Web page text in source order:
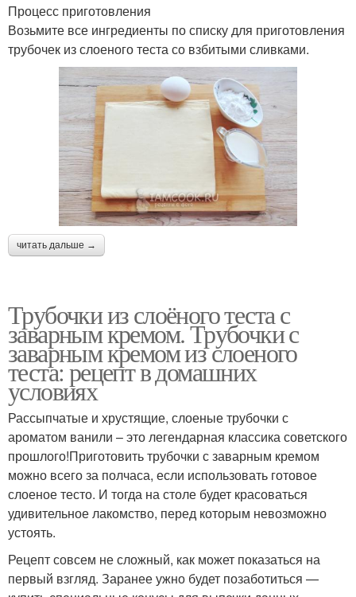
Процесс приготовления
Возьмите все ингредиенты по списку для приготовления
трубочек из слоеного теста со взбитыми сливками.
читать дальше →
Трубочки из слоёного теста с
заварным кремом. Трубочки с
заварным кремом из слоеного
теста: рецепт в домашних
условиях
Рассыпчатые и хрустящие, слоеные трубочки с
ароматом ванили – это легендарная классика советского
прошлого!Приготовить трубочки с заварным кремом
можно всего за полчаса, если использовать готовое
слоеное тесто. И тогда на столе будет красоваться
удивительное лакомство, перед которым невозможно
устоять.
Рецепт совсем не сложный, как может показаться на
первый взгляд. Заранее ужно будет позаботиться —